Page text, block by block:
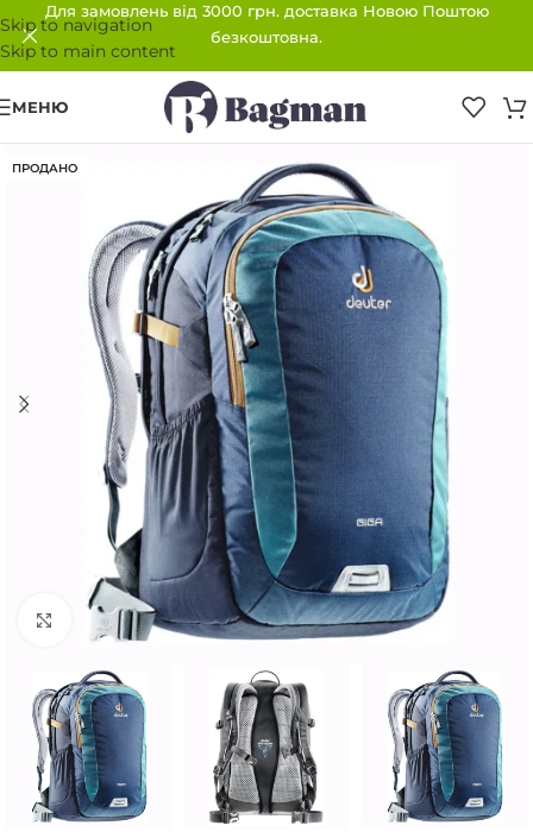
Skip to navigation
Skip to main content
Для замовлень від 3000 грн. доставка Новою Поштою
безкоштовна.
МЕНЮ
ПРОДАНО
Клацніть, щоб збільшити